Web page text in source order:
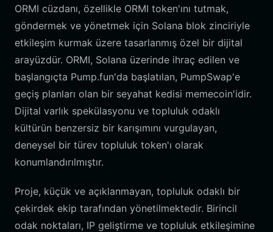
ORMI cüzdanı, özellikle ORMI token'ını tutmak,
göndermek ve yönetmek için Solana blok zinciriyle
etkileşim kurmak üzere tasarlanmış özel bir dijital
arayüzdür. ORMI, Solana üzerinde ihraç edilen ve
başlangıçta Pump.fun'da başlatılan, PumpSwap'e
geçiş planları olan bir seyahat kedisi memecoin'idir.
Dijital varlık spekülasyonu ve topluluk odaklı
kültürün benzersiz bir karışımını vurgulayan,
deneysel bir türev topluluk token'ı olarak
konumlandırılmıştır.
Proje, küçük ve açıklanmayan, topluluk odaklı bir
çekirdek ekip tarafından yönetilmektedir. Birincil
odak noktaları, IP geliştirme ve topluluk etkileşimine